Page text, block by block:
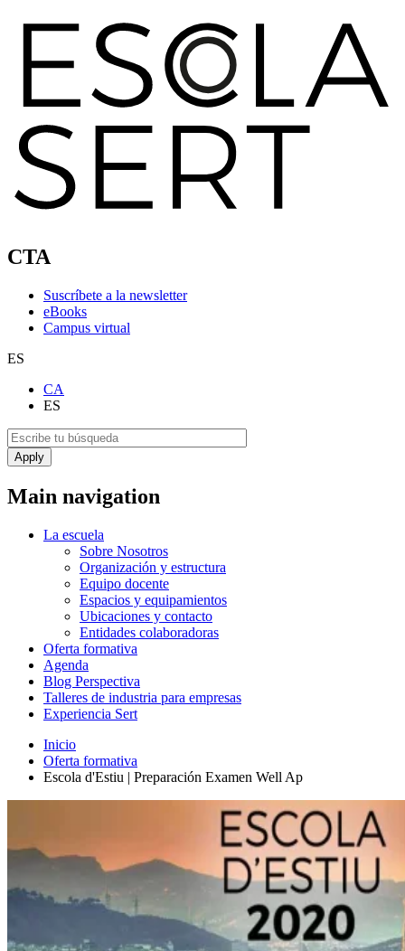
CTA
Suscríbete a la newsletter
eBooks
Campus virtual
ES
CA
ES
Main navigation
La escuela
Sobre Nosotros
Organización y estructura
Equipo docente
Espacios y equipamientos
Ubicaciones y contacto
Entidades colaboradoras
Oferta formativa
Agenda
Blog Perspectiva
Talleres de industria para empresas
Experiencia Sert
Inicio
Oferta formativa
Escola d'Estiu | Preparación Examen Well Ap